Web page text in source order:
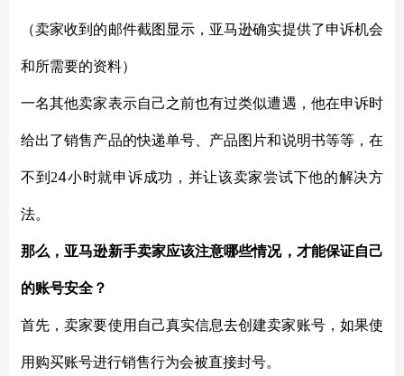
（卖家收到的邮件截图显示，亚马逊确实提供了申诉机会
和所需要的资料）
一名其他卖家表示自己之前也有过类似遭遇，他在申诉时
给出了销售产品的快递单号、产品图片和说明书等等，在
不到 24小时就申诉成功，并让该卖家尝试下他的解决方
法。
那么，亚马逊新手卖家应该注意哪些情况，才能保证自己
的账号安全？
首先，卖家要使用自己真实信息去创建卖家账号，如果使
用购买账号进行销售行为会被直接封号。